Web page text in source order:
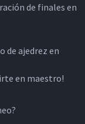
de finales en
de ajedrez en
en maestro!